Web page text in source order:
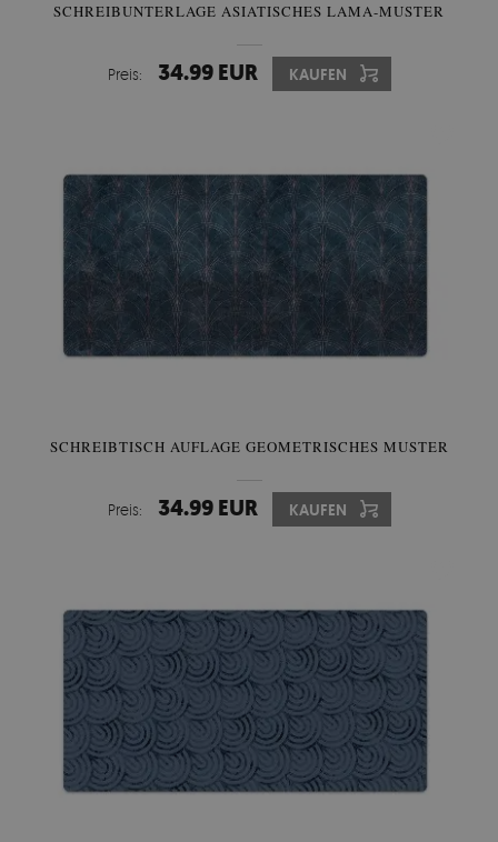
SCHREIBUNTERLAGE ASIATISCHES LAMA-MUSTER
Preis: 34.99 EUR KAUFEN
SCHREIBTISCH AUFLAGE GEOMETRISCHES MUSTER
Preis: 34.99 EUR KAUFEN